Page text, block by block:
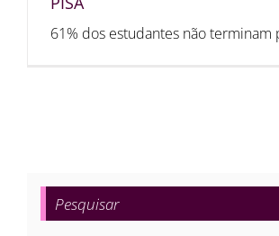
61% dos estudantes não terminam
Pesquisar